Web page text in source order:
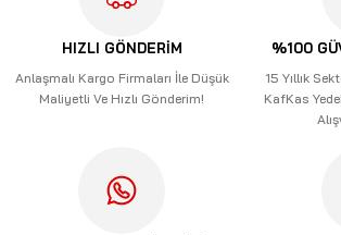
Ürün resmi kalitesiz, bozuk veya
Ürün açıklamasında eksik bilgiler bulunuyor.
Ürün bilgilerinde hatalar bulunuyor.
Ürün fiyatı diğer sitelerden daha pahalı.
HIZLI GÖNDERİM
Anlaşmalı Kargo Firmaları İle Düşük
Maliyetli Ve Hızlı Gönderim!
%100
15 Yıllık
KafKas